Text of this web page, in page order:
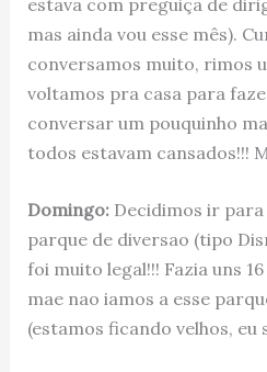
mas ainda vou esse mês).
conversamos muito, rimos
voltamos pra casa para
conversar um pouquinho
todos estavam cansados!!!
Domingo:Decidimos ir para
parque de diversao (tipo
foi muito legal!!! Fazia uns
mae nao iamos a esse
(estamos ficando velhos, eu